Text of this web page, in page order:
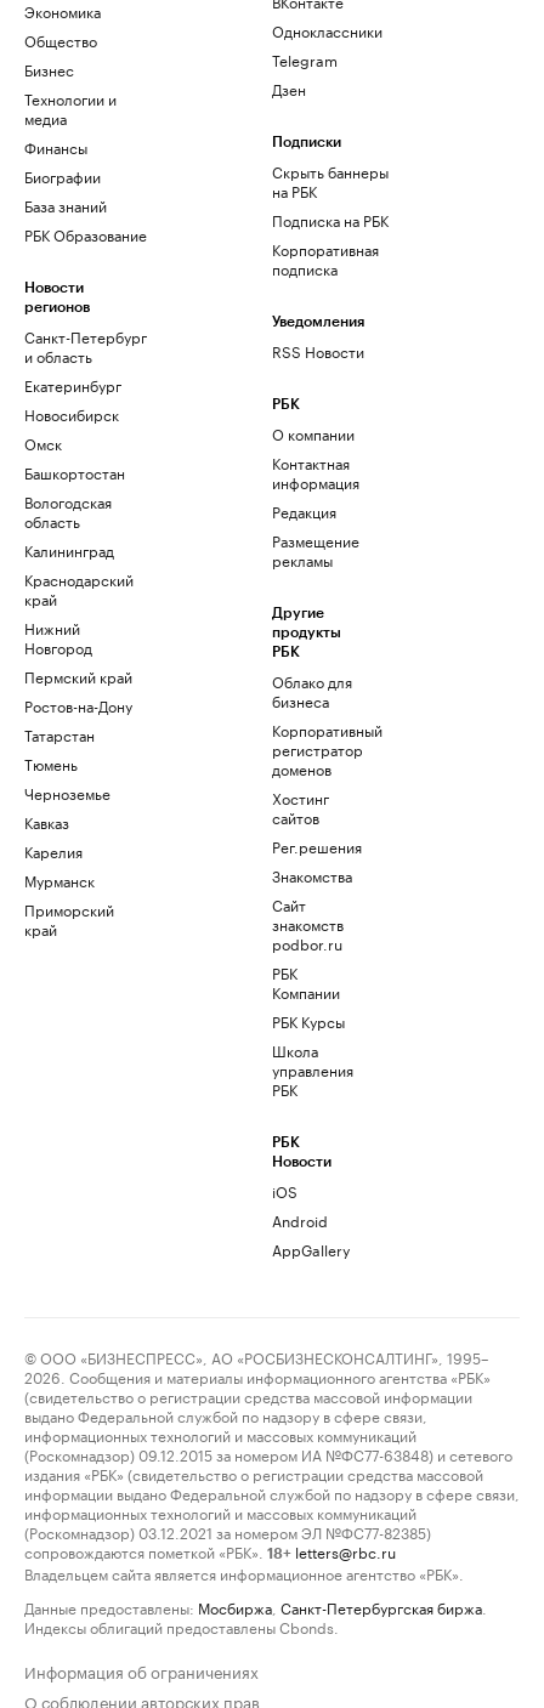
Экономика
Общество
Бизнес
Технологии и
медиа
Финансы
Биографии
База знаний
РБК Образование
Новости
регионов
Санкт-Петербург
и область
Екатеринбург
Новосибирск
Омск
Башкортостан
Вологодская
область
Калининград
Краснодарский
край
Нижний
Новгород
Пермский край
Ростов-на-Дону
Татарстан
Тюмень
Черноземье
Кавказ
Карелия
Мурманск
Приморский
край
Одноклассники
Telegram
Дзен
Подписки
Скрыть баннеры
на РБК
Подписка на РБК
Корпоративная
подписка
Уведомления
RSS Новости
РБК
О компании
Контактная
информация
Редакция
Размещение
рекламы
Другие
продукты
РБК
Облако для
бизнеса
Корпоративный
регистратор
доменов
Хостинг
сайтов
Рег.решения
Знакомства
Сайт
знакомств
podbor.ru
РБК
Компании
РБК Курсы
Школа
управления
РБК
РБК
Новости
iOS
Android
AppGallery
© ООО «БИЗНЕСПРЕСС», АО «РОСБИЗНЕСКОНСАЛТИНГ», 1995–
2026. Сообщения и материалы информационного агентства «РБК»
(свидетельство о регистрации средства массовой информации
выдано Федеральной службой по надзору в сфере связи,
информационных технологий и массовых коммуникаций
(Роскомнадзор) 09.12.2015 за номером ИА №ФС77-63848) и сетевого
издания «РБК» (свидетельство о регистрации средства массовой
информации выдано Федеральной службой по надзору в сфере связи,
информационных технологий и массовых коммуникаций
(Роскомнадзор) 03.12.2021 за номером ЭЛ №ФС77-82385)
сопровождаются пометкой «РБК».
18+ letters@rbc.ru
Владельцем сайта является информационное агентство «РБК».
Данные предоставлены: Мосбиржа Санкт-Петербургская биржа
Индексы облигаций предоставлены Cbonds.
Информация об ограничениях
О соблюдении авторских прав